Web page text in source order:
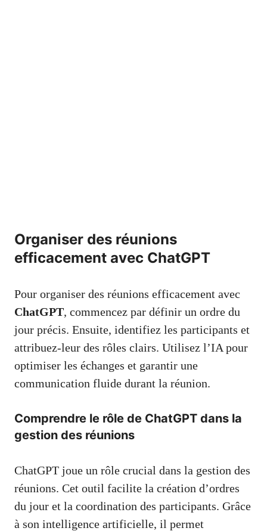
Organiser des réunions
efficacement avec ChatGPT
Pour organiser des réunions efficacement avec
ChatGPT, commencez par définir un ordre du
jour précis. Ensuite, identifiez les participants et
attribuez-leur des rôles clairs. Utilisez l’IA pour
optimiser les échanges et garantir une
communication fluide durant la réunion.
Comprendre le rôle de ChatGPT dans la
gestion des réunions
ChatGPT joue un rôle crucial dans la gestion des
réunions. Cet outil facilite la création d’ordres
du jour et la coordination des participants. Grâce
à son intelligence artificielle, il permet